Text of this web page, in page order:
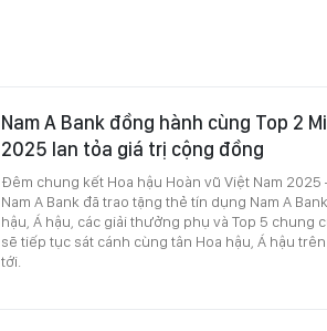
Nam A Bank đồng hành cùng Top 2
2025 lan tỏa giá trị cộng đồng
Đêm chung kết Hoa hậu Hoàn vũ Việt Nam 2025
Nam A Bank đã trao tặng thẻ tín dụng Nam A
hậu, Á hậu, các giải thưởng phụ và Top 5 chung
sẽ tiếp tục sát cánh cùng tân Hoa hậu, Á hậu
tới.